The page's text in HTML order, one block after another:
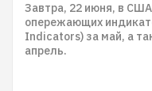
Завтра, 22 июня, в
опережающих
Indicators) за май, а
апрель.